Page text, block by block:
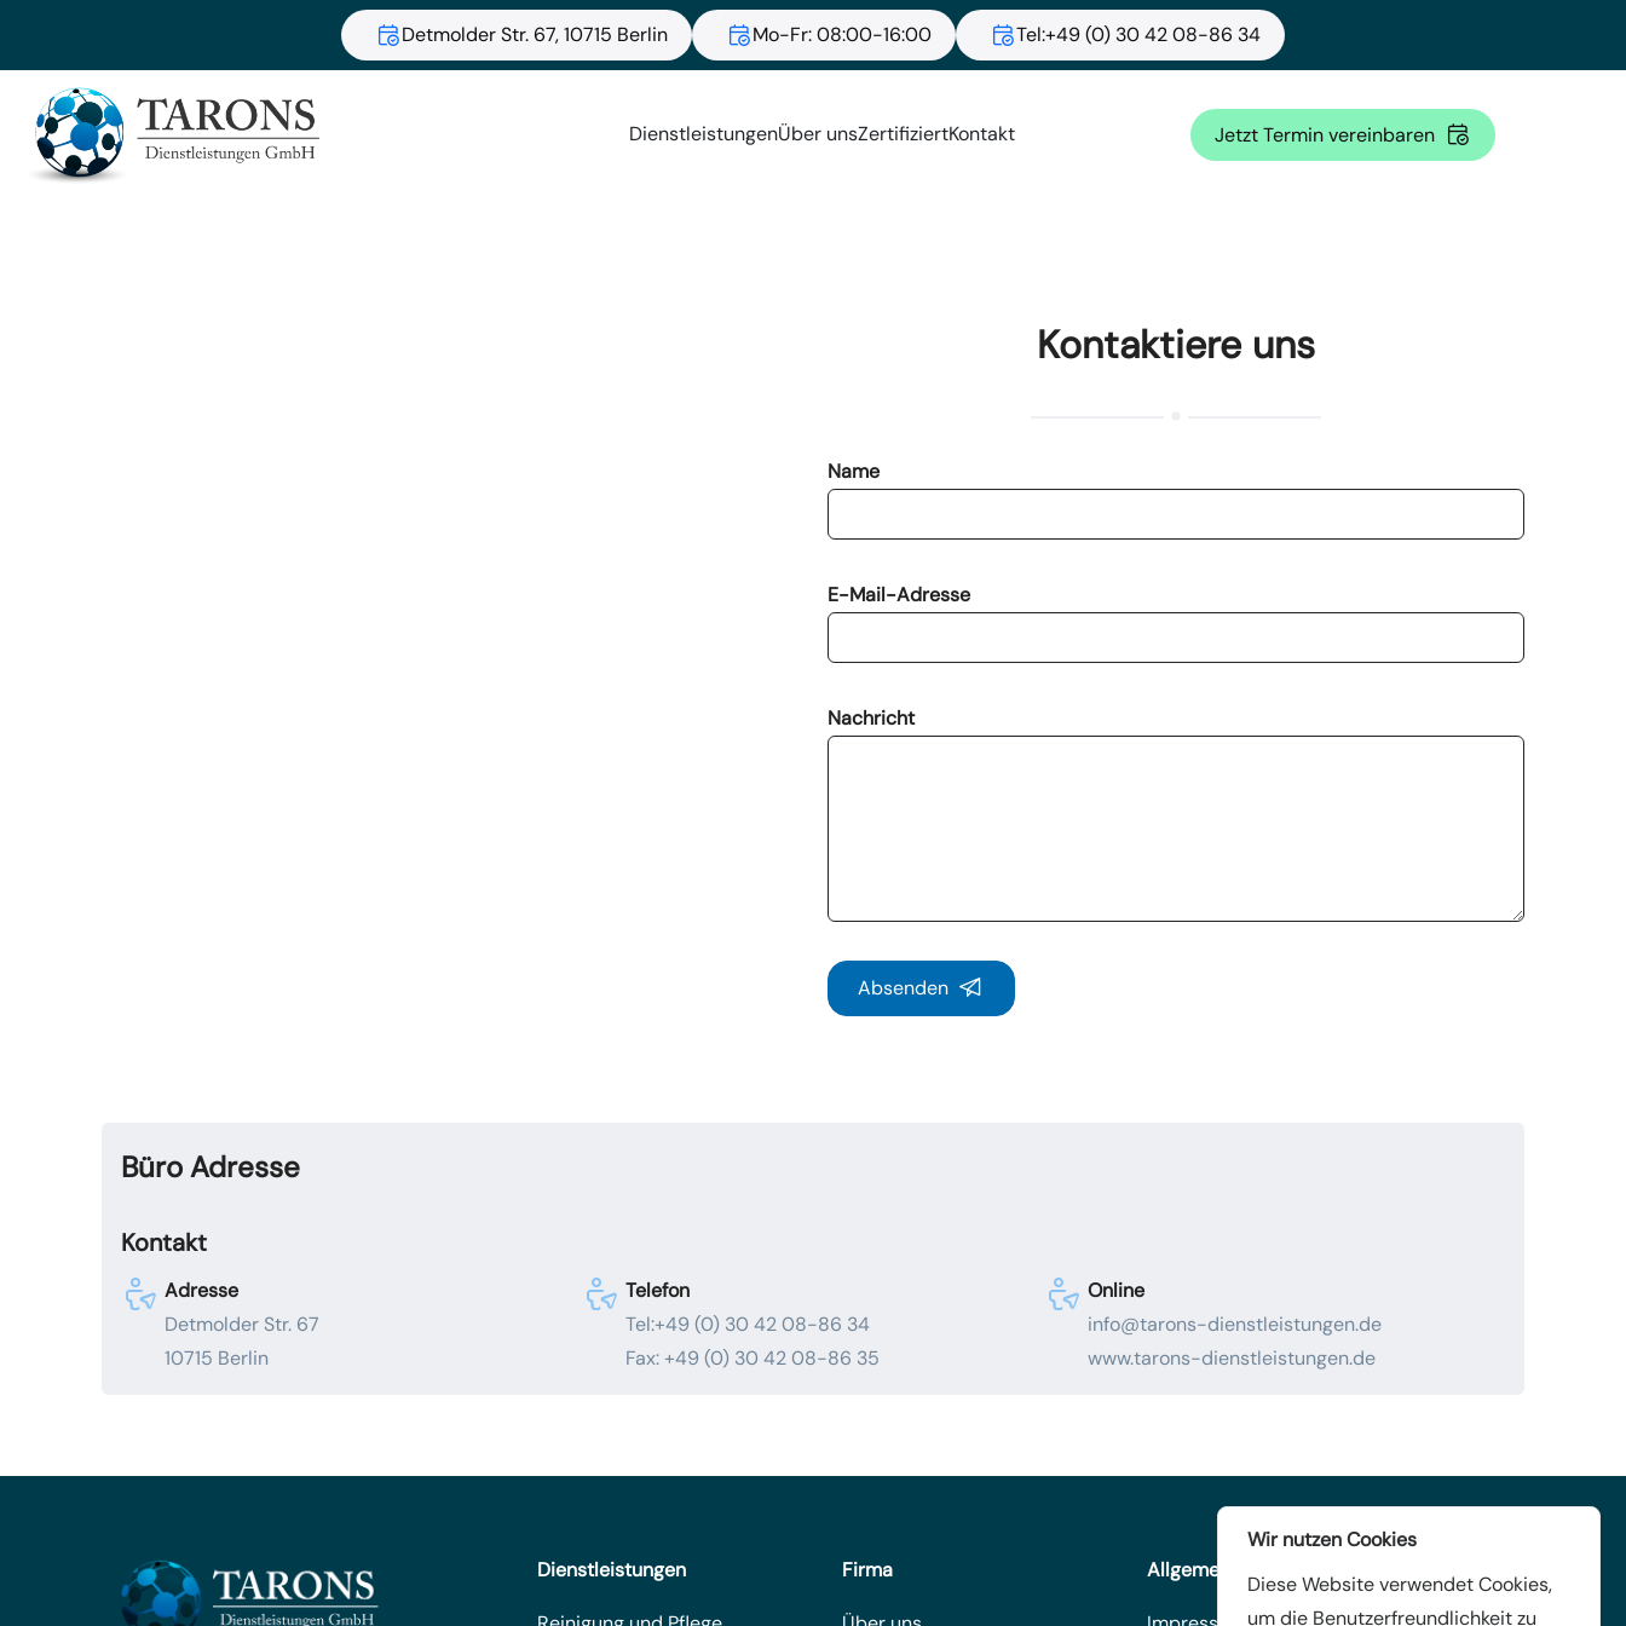
Detmolder Str. 67, 10715 Berlin Mo-Fr: 08:00-16:00 Tel:+49 (0) 30 42 08-86 34
DienstleistungenÜber unsZertifiziertKontakt Jetzt Termin vereinbaren
Kontaktiere uns
Name
E-Mail-Adresse
Nachricht
Absenden
Büro Adresse
Kontakt
Adresse
Detmolder Str. 67
10715 Berlin
Telefon
Tel:+49 (0) 30 42 08-86 34
Fax: +49 (0) 30 42 08-86 35
Online
info@tarons-dienstleistungen.de
www.tarons-dienstleistungen.de
Dienstleistungen Firma Allgemeines
Wir nutzen Cookies
Diese Website verwendet Cookies,
um die Benutzerfreundlichkeit zu